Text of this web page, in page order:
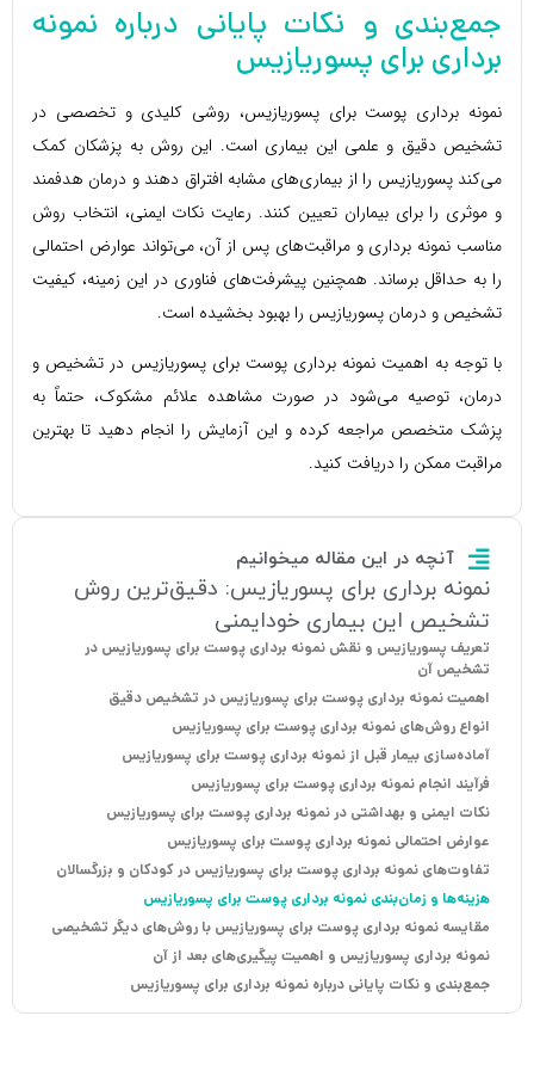
جمع‌بندی و نکات پایانی درباره نمونه
برداری برای پسوریازیس
نمونه برداری پوست برای پسوریازیس، روشی کلیدی و تخصصی در
تشخیص دقیق و علمی این بیماری است. این روش به پزشکان کمک
می‌کند پسوریازیس را از بیماری‌های مشابه افتراق دهند و درمان هدفمند
و موثری را برای بیماران تعیین کنند. رعایت نکات ایمنی، انتخاب روش
مناسب نمونه برداری و مراقبت‌های پس از آن، می‌تواند عوارض احتمالی
را به حداقل برساند. همچنین پیشرفت‌های فناوری در این زمینه، کیفیت
تشخیص و درمان پسوریازیس را بهبود بخشیده است.
با توجه به اهمیت نمونه برداری پوست برای پسوریازیس در تشخیص و
درمان، توصیه می‌شود در صورت مشاهده علائم مشکوک، حتماً به
پزشک متخصص مراجعه کرده و این آزمایش را انجام دهید تا بهترین
مراقبت ممکن را دریافت کنید.
آنچه در این مقاله میخوانیم
نمونه برداری برای پسوریازیس: دقیق‌ترین روش
تشخیص این بیماری خودایمنی
تعریف پسوریازیس و نقش نمونه برداری پوست برای پسوریازیس در
تشخیص آن
اهمیت نمونه برداری پوست برای پسوریازیس در تشخیص دقیق
انواع روش‌های نمونه برداری پوست برای پسوریازیس
آماده‌سازی بیمار قبل از نمونه برداری پوست برای پسوریازیس
فرآیند انجام نمونه برداری پوست برای پسوریازیس
نکات ایمنی و بهداشتی در نمونه برداری پوست برای پسوریازیس
عوارض احتمالی نمونه برداری پوست برای پسوریازیس
تفاوت‌های نمونه برداری پوست برای پسوریازیس در کودکان و بزرگسالان
هزینه‌ها و زمان‌بندی نمونه برداری پوست برای پسوریازیس
مقایسه نمونه برداری پوست برای پسوریازیس با روش‌های دیگر تشخیصی
نمونه برداری پسوریازیس و اهمیت پیگیری‌های بعد از آن
جمع‌بندی و نکات پایانی درباره نمونه برداری برای پسوریازیس